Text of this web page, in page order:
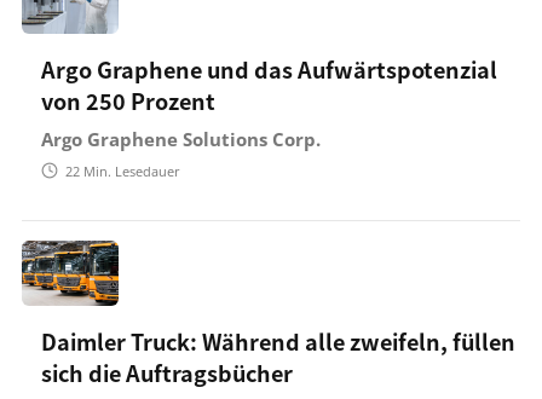
Argo Graphene und das Aufwärtspotenzial
von 250 Prozent
Argo Graphene Solutions Corp.
22 Min. Lesedauer
Daimler Truck: Während alle zweifeln, füllen
sich die Auftragsbücher